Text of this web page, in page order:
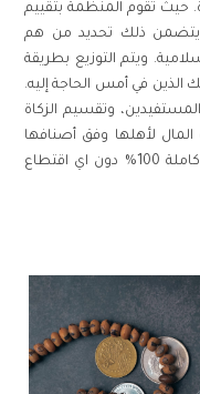
حيث تقوم المنظمة بتقييم
يتضمن ذلك تحديد من هم
ويتم التوزيع بطريقة
الذين في أمس الحاجة إليه.
وتقسيم الزكاة
المال لأهلها وفق أصنافها
وباستشارة أهل العلم والثقة وتصل الزكاة كاملة 100% دون اي اقتطاع